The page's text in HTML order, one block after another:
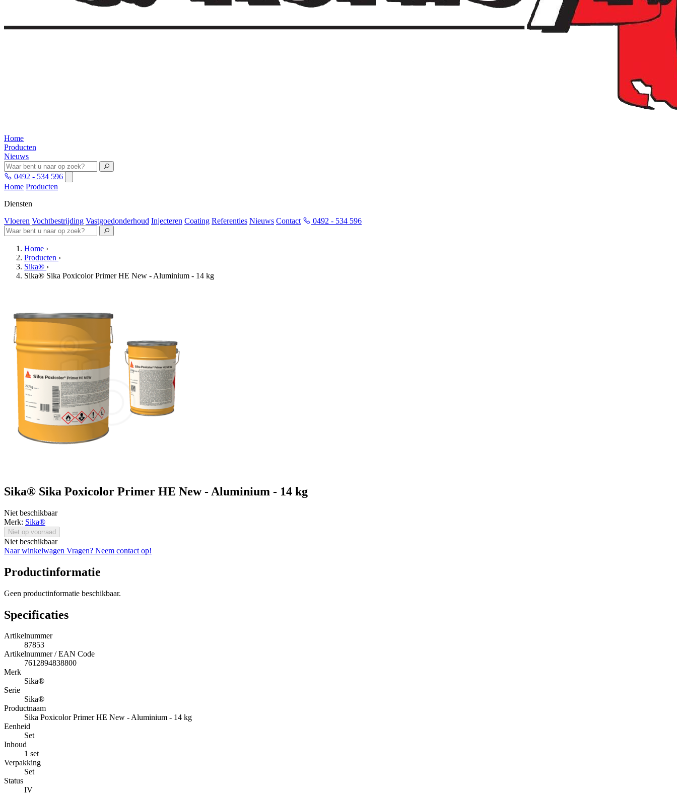
Home
Producten
Nieuws
0492 - 534 596
Home Producten
Diensten
Vloeren Vochtbestrijding Vastgoedonderhoud Injecteren Coating Referenties Nieuws Contact 0492 - 534 596
Home ›
Producten ›
Sika® ›
Sika® Sika Poxicolor Primer HE New - Aluminium - 14 kg
Sika® Sika Poxicolor Primer HE New - Aluminium - 14 kg
Niet beschikbaar
Merk: Sika®
Niet op voorraad
Niet beschikbaar
Naar winkelwagen Vragen? Neem contact op!
Productinformatie
Geen productinformatie beschikbaar.
Specificaties
Artikelnummer
87853
Artikelnummer / EAN Code
7612894838800
Merk
Sika®
Serie
Sika®
Productnaam
Sika Poxicolor Primer HE New - Aluminium - 14 kg
Eenheid
Set
Inhoud
1 set
Verpakking
Set
Status
IV